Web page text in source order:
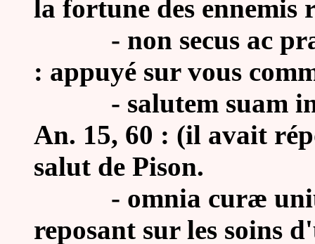
la fortune des ennemis
- non secus ac
: appuyé sur vous
- salutem suam
An. 15, 60 : (il avait
salut de Pison.
- omnia curæ
reposant sur les soins